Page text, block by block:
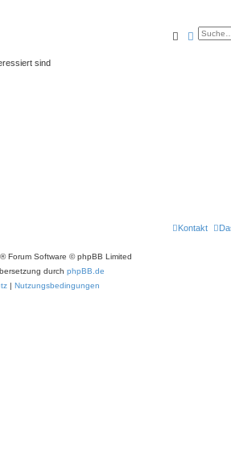
sind
Suche
Kontakt
® Forum Software © phpBB Limited
durch phpBB.de
| Nutzungsbedingungen